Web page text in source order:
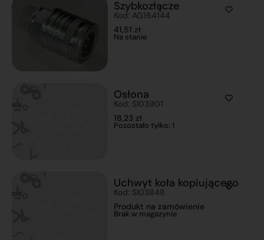
Szybkozłącze
Kod: AG164144
41,51 zł
Na stanie
Osłona
Kod: SI03901
18,23 zł
Pozostało tylko: 1
Uchwyt koła kopiującego
Kod: SI03848
Produkt na zamówienie
Brak w magazynie